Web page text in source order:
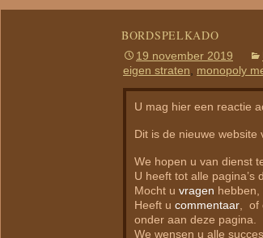
BORDSPELKADO
19 november 2019
eigen straten
monopoly
U mag hier een reactie
Dit is de nieuwe website
We hopen u van dienst
U heeft tot alle pagina’s
Mocht u vragen hebben,
Heeft u commentaar , of
onder aan deze pagina.
We wensen u alle